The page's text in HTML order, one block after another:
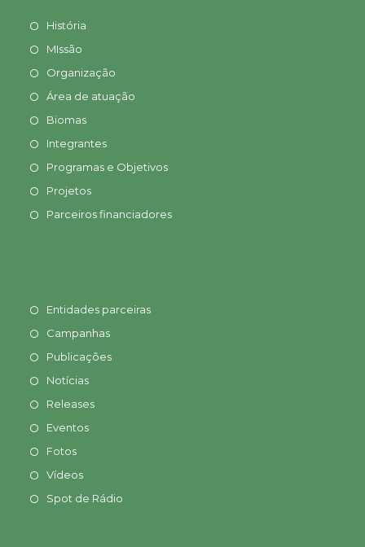
História
MIssão
Organização
Área de atuação
Biomas
Integrantes
Programas e Objetivos
Projetos
Parceiros financiadores
Entidades parceiras
Campanhas
Publicações
Notícias
Releases
Eventos
Fotos
Vídeos
Spot de Rádio